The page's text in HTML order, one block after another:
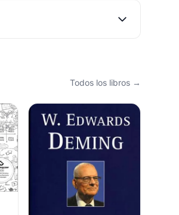
Todos los libros →